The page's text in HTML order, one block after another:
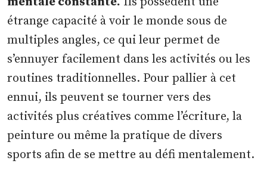
étrange capacité à voir le monde sous de
multiples angles, ce qui leur permet de
s’ennuyer facilement dans les activités ou les
routines traditionnelles. Pour pallier à cet
ennui, ils peuvent se tourner vers des
activités plus créatives comme l’écriture, la
peinture ou même la pratique de divers
sports afin de se mettre au défi mentalement.